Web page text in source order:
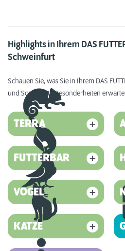
Highlights in Ihrem DAS
Schweinfurt
Schauen Sie, was Sie in Ihrem DAS
und Sortiments-Besonderheiten
TERRA
FUTTERBAR
VOGEL
KATZE